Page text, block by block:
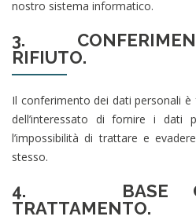
nostro sistema informatico.
3.
RIFIUTO.
Il conferimento dei dati personali
dell’interessato di fornire i dati
l’impossibilità di trattare e
stesso.
4. BASE
TRATTAMENTO.